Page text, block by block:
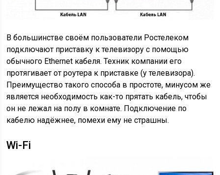
В большинстве своём пользователи Ростелеком
подключают приставку к телевизору с помощью
обычного Ethernet кабеля. Техник компании его
протягивает от роутера к приставке (у телевизора).
Преимущество такого способа в простоте, минусом же
является необходимость как-то прятать кабель, чтобы
он не лежал на полу в комнате. Подключение по
кабелю надёжнее, помехи ему не страшны.
Wi-Fi